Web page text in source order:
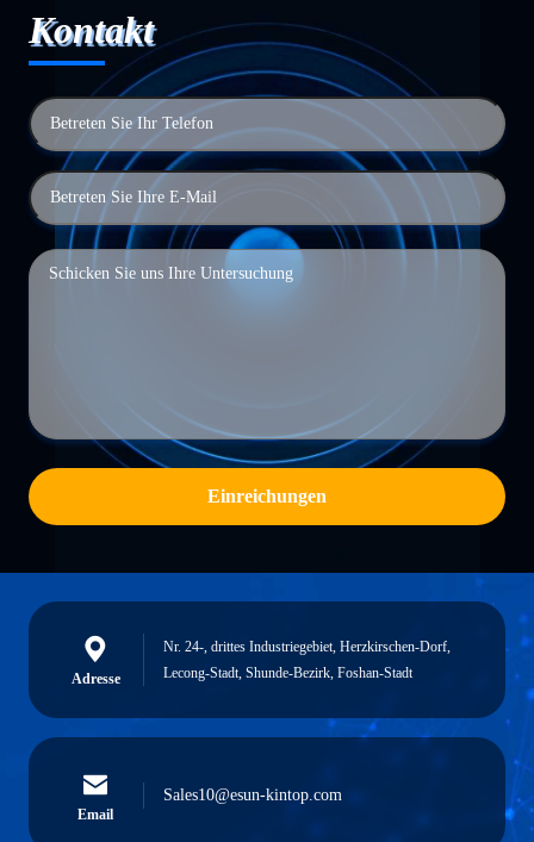
Kontakt
Einreichungen
Adresse
Nr. 24-, drittes Industriegebiet, Herzkirschen-Dorf,
Lecong-Stadt, Shunde-Bezirk, Foshan-Stadt
Email
Sales10@esun-kintop.com